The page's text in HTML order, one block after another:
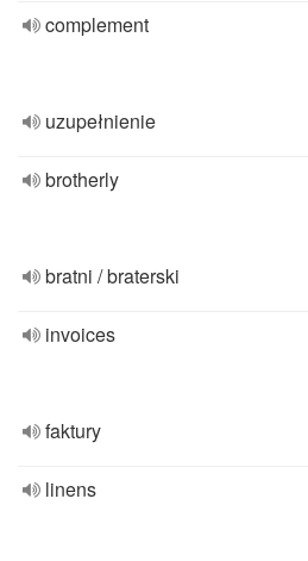
complement
uzupełnienie
brotherly
bratni / braterski
invoices
faktury
linens